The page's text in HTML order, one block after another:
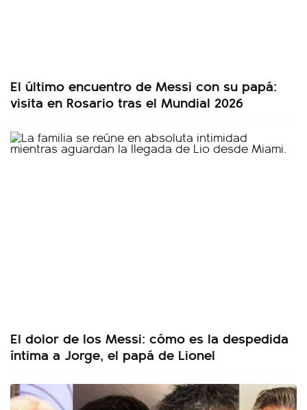
El último encuentro de Messi con su papá:
visita en Rosario tras el Mundial 2026
El dolor de los Messi: cómo es la despedida
íntima a Jorge, el papá de Lionel